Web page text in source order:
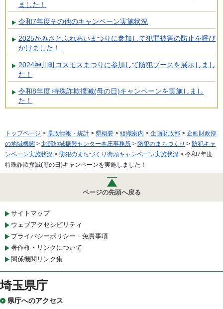
ました！
令和7年度その他のキャンペーン実施状況
2025かみさとふれあいまつりに参加して犯罪被害の防止を呼び
かけました！
2024神川町コスモスまつりに参加して防犯ブースを展示しまし
た！
令和8年度 特殊詐欺撲滅(母の日)キャンペーンを実施しまし
た！
トップページ > 県政情報・統計 > 県概要 > 組織案内 > 企画財政部 > 企画財政部
の地域機関 > 北部地域振興センター本庄事務所 > 防犯のまちづくり > 防犯キャ
ンペーン実施状況 > 防犯のまちづくり街頭キャンペーン実施状況 > 令和7年度
特殊詐欺撲滅(母の日)キャンペーンを実施しました！
ページの先頭へ戻る
サイトマップ
ウェブアクセシビリティ
プライバシーポリシー・免責事項
著作権・リンクについて
関係機関リンク集
埼玉県庁
県庁へのアクセス